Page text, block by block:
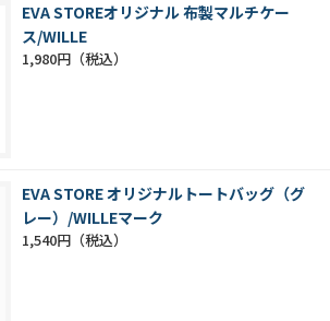
EVA STOREオリジナル 布製マルチケー
ス/WILLE
1,980円
EVA STORE オリジナルトートバッグ（グ
レー）/WILLEマーク
1,540円